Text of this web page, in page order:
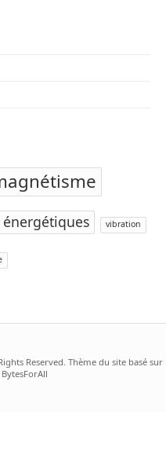
énergétiques vibration
Reserved. Thème du site basé sur